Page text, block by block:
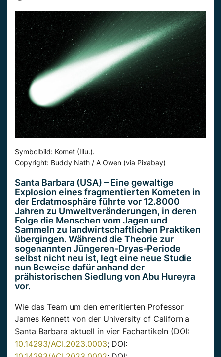
Symbolbild: Komet (Illu.).
Copyright: Buddy Nath / A Owen (via Pixabay)
Santa Barbara (USA) – Eine gewaltige
Explosion eines fragmentierten Kometen in
der Erdatmosphäre führte vor 12.8000
Jahren zu Umweltveränderungen, in deren
Folge die Menschen vom Jagen und
Sammeln zu landwirtschaftlichen Praktiken
übergingen. Während die Theorie zur
sogenannten Jüngeren-Dryas-Periode
selbst nicht neu ist, legt eine neue Studie
nun Beweise dafür anhand der
prähistorischen Siedlung von Abu Hureyra
vor.
Wie das Team um den emeritierten Professor
James Kennett von der University of California
Santa Barbara aktuell in vier Fachartikeln (DOI:
10.14293/ACI.2023.0003; DOI: